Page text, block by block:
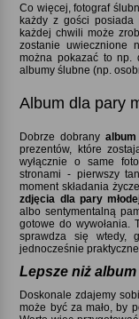
Co więcej, fotograf
każdy z gości posiada
każdej chwili może
zostanie uwiecznione
można pokazać to np.
albumy ślubne (np.
Album dla pary
Dobrze dobrany
prezentów, które
wyłącznie o same
stronami - pierwszy
moment składania
zdjęcia dla pary
albo sentymentalną
gotowe do wywołania.
sprawdza się wtedy,
jednocześnie
Lepsze niż
Doskonale zdajemy
może być za mało, by